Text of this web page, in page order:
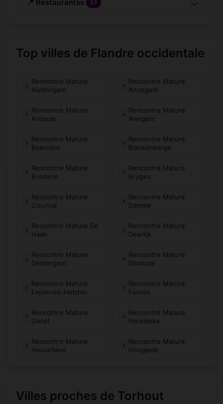
📍 Restaurantss 51
Top villes de Flandre occidentale
Rencontre Mature
Alveringem
Rencontre Mature
Anzegem
Rencontre Mature
Ardooie
Rencontre Mature
Avelgem
Rencontre Mature
Beernem
Rencontre Mature
Blankenberge
Rencontre Mature
Bredene
Rencontre Mature
Bruges
Rencontre Mature
Courtrai
Rencontre Mature
Damme
Rencontre Mature De
Haan
Rencontre Mature
Deerlijk
Rencontre Mature
Dentergem
Rencontre Mature
Dixmude
Rencontre Mature
Espierres-Helchin
Rencontre Mature
Furnes
Rencontre Mature
Gistel
Rencontre Mature
Harelbeke
Rencontre Mature
Heuvelland
Rencontre Mature
Hooglede
Villes proches de Torhout